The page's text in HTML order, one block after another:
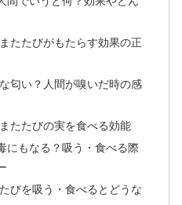
たたびがもたらす効果の正
匂い？人間が嗅いだ時の感
たたびの実を食べる効能
にもなる？吸う・食べる際
びを吸う・食べるとどうな